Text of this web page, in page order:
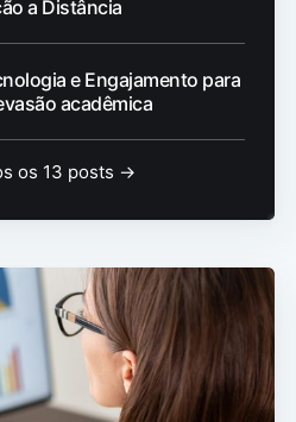
a Distância
e Engajamento para
acadêmica
os 13 posts →